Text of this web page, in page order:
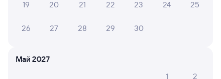
Подробные ответы на вопросы о поездке или
СМС-сопровождение до посадки в поезд
19 20 21 22 23 24 25
26 27 28 29 30
Май 2027
1
2